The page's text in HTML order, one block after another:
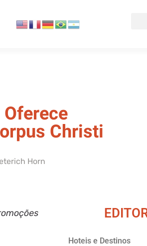
Christi
Horn
Hoteis e Destinos